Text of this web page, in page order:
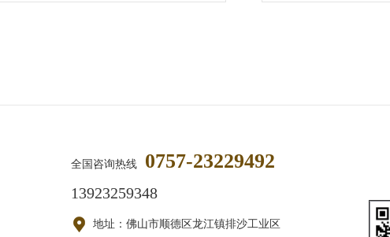
全国咨询热线 0757-23229492
13923259348
地址：佛山市顺德区龙江镇排沙工业区